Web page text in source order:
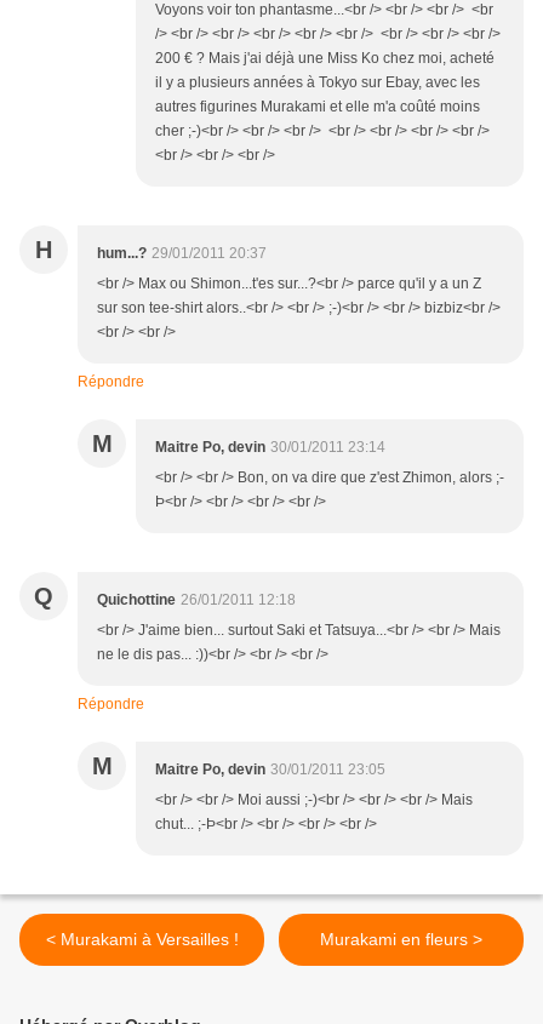
Voyons voir ton phantasme...<br /> <br /> <br /> <br
/> <br /> <br /> <br /> <br /> <br /> <br /> <br /> <br />
200 € ? Mais j'ai déjà une Miss Ko chez moi, acheté
il y a plusieurs années à Tokyo sur Ebay, avec les
autres figurines Murakami et elle m'a coûté moins
cher ;-)<br /> <br /> <br /> <br /> <br /> <br /> <br />
<br /> <br /> <br />
H hum...? 29/01/2011 20:37
<br /> Max ou Shimon...t'es sur...?<br /> parce qu'il y a un Z
sur son tee-shirt alors..<br /> <br /> ;-)<br /> <br /> bizbiz<br />
<br /> <br />
Répondre
M Maitre Po, devin 30/01/2011 23:14
<br /> <br /> Bon, on va dire que z'est Zhimon, alors ;-
Þ<br /> <br /> <br /> <br />
Q Quichottine 26/01/2011 12:18
<br /> J'aime bien... surtout Saki et Tatsuya...<br /> <br /> Mais
ne le dis pas... :))<br /> <br /> <br />
Répondre
M Maitre Po, devin 30/01/2011 23:05
<br /> <br /> Moi aussi ;-)<br /> <br /> <br /> Mais
chut... ;-Þ<br /> <br /> <br /> <br />
< Murakami à Versailles ! Murakami en fleurs >